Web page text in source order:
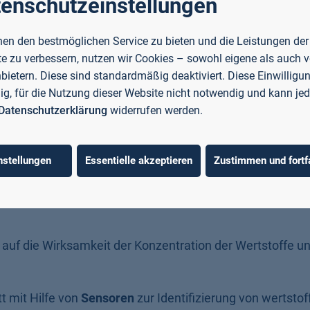
aus der TH Aschaffenburg, der Fraunhofer-
IWKSund den PartnernSesotecundMairecaus der
zureffizienten Rückgewinnung wertvoller
die Wirksamkeit der Konzentration der Wertstoffe
mit Hilfe von Sensoren zur Identifizierung von
den bestmöglichen Service zu bieten und die Leistungen der
zu verbessern, nutzen wir Cookies – sowohl eigene als auch
Diese sind standardmäßig deaktiviert. Diese
für die Nutzung dieser Website nicht notwendig und kann
widerrufen werden.
Essentielle akzeptieren Zustimmen und